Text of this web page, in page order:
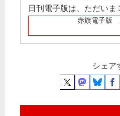
日刊電子版は、ただいま
赤旗電子版
シェア